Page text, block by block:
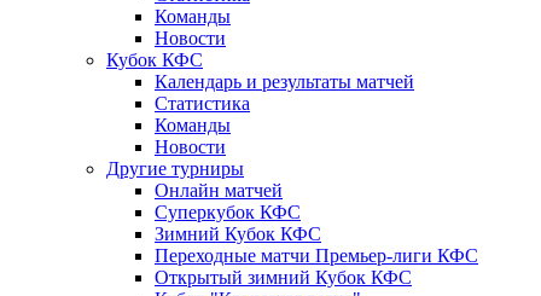
Команды
Новости
Кубок КФС
Календарь и результаты матчей
Статистика
Команды
Новости
Другие турниры
Онлайн матчей
Суперкубок КФС
Зимний Кубок КФС
Переходные матчи Премьер-лиги КФС
Открытый зимний Кубок КФС